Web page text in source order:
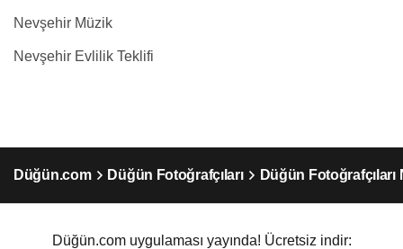
Nevşehir Müzik
Nevşehir Evlilik Teklifi
Düğün.com Düğün Fotoğrafçıları Düğün Fotoğrafçıları
Düğün.com uygulaması yayında! Ücretsiz indir: